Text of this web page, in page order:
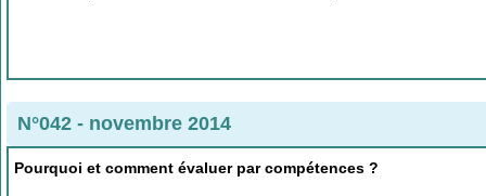
N°042 - novembre 2014
Pourquoi et comment évaluer par compétences ?